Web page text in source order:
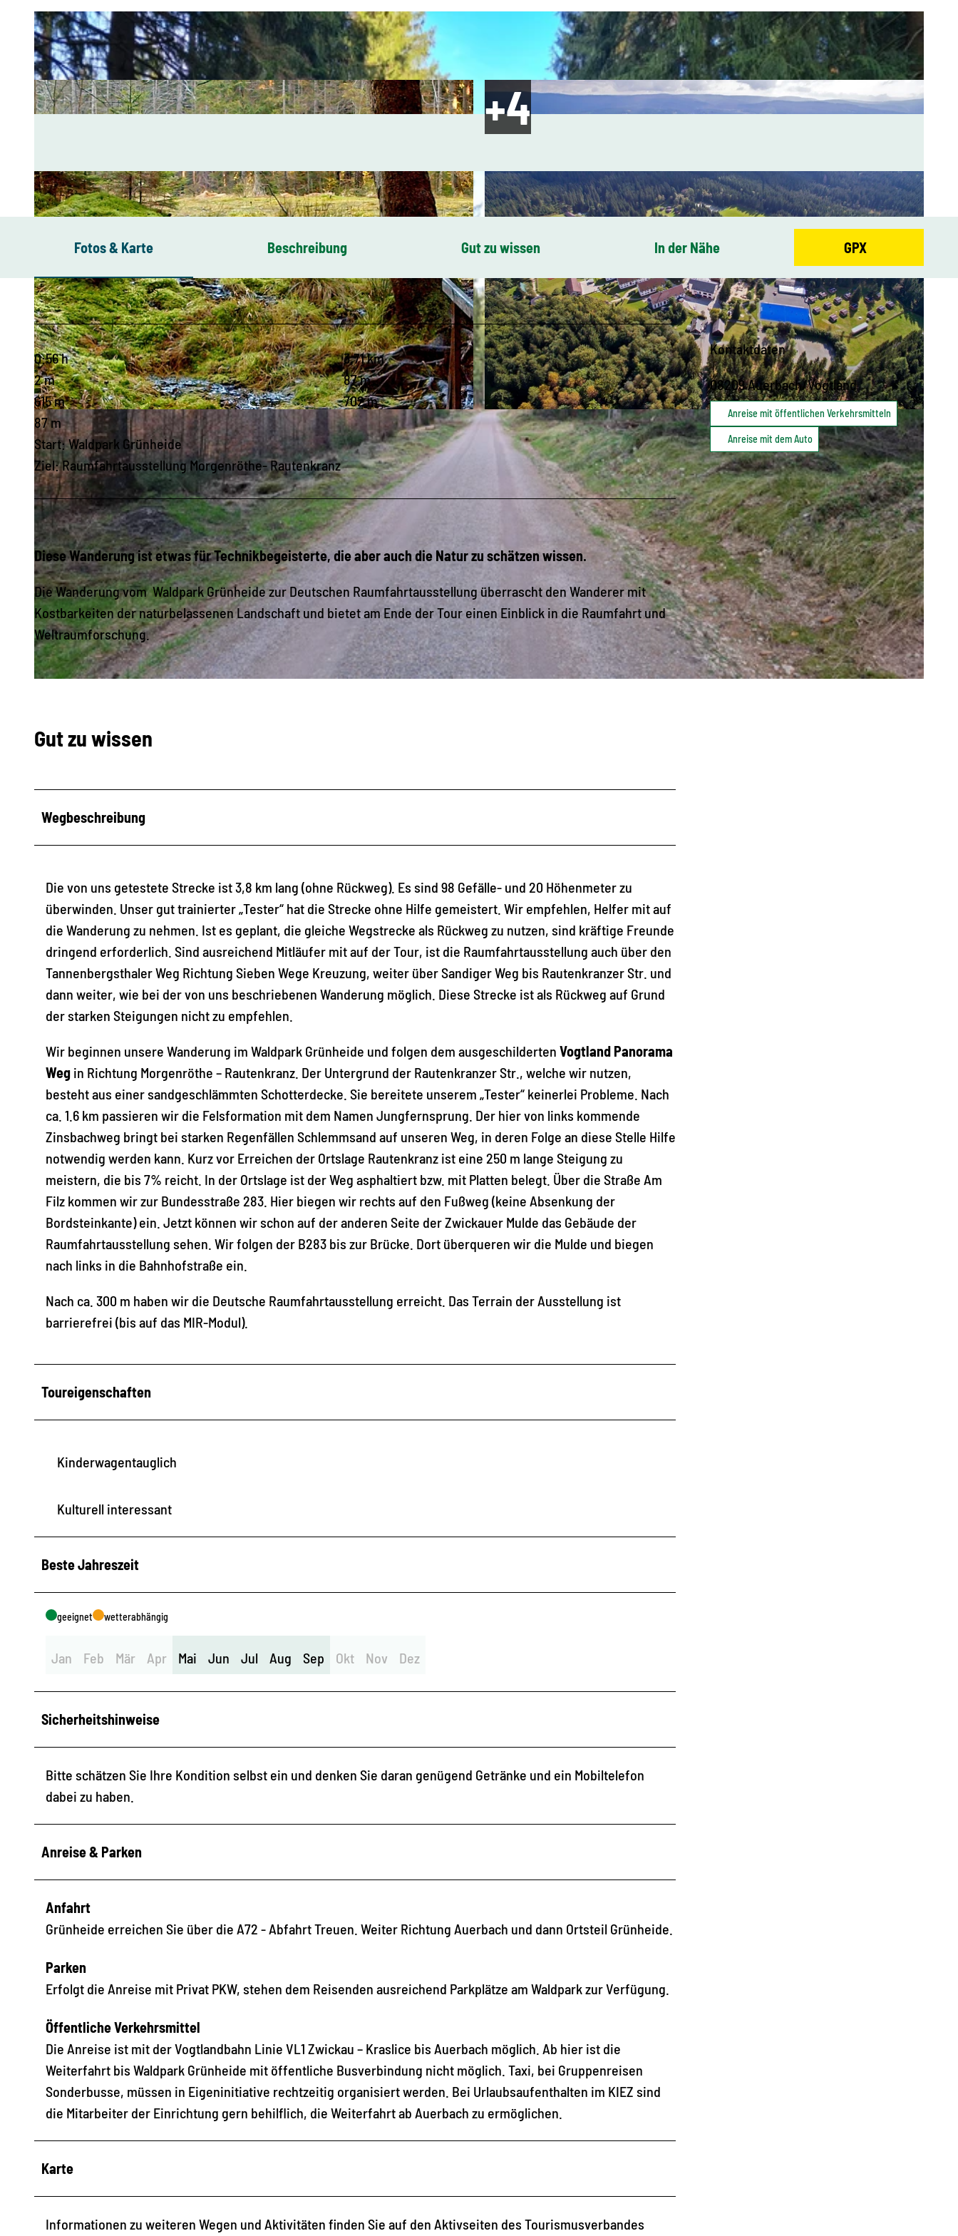
© Archiv Stadt Auerbach, Engelmann Design | CC-BY-SA © Archiv Waldpark Grünheide | CC-BY-SA
Fotos & Karte Beschreibung Gut zu wissen In der Nähe GPX
0:56 h
3,71 km
2 m
87 m
615 m
702 m
87 m
Start: Waldpark Grünheide
Ziel: Raumfahrtausstellung Morgenröthe- Rautenkranz
Diese Wanderung ist etwas für Technikbegeisterte, die aber auch die Natur zu schätzen wissen.
Die Wanderung vom Waldpark Grünheide zur Deutschen Raumfahrtausstellung überrascht den Wanderer mit
Kostbarkeiten der naturbelassenen Landschaft und bietet am Ende der Tour einen Einblick in die Raumfahrt und
Weltraumforschung.
Gut zu wissen
Wegbeschreibung
Die von uns getestete Strecke ist 3,8 km lang (ohne Rückweg). Es sind 98 Gefälle- und 20 Höhenmeter zu
überwinden. Unser gut trainierter „Tester“ hat die Strecke ohne Hilfe gemeistert. Wir empfehlen, Helfer mit auf
die Wanderung zu nehmen. Ist es geplant, die gleiche Wegstrecke als Rückweg zu nutzen, sind kräftige Freunde
dringend erforderlich. Sind ausreichend Mitläufer mit auf der Tour, ist die Raumfahrtausstellung auch über den
Tannenbergsthaler Weg Richtung Sieben Wege Kreuzung, weiter über Sandiger Weg bis Rautenkranzer Str. und
dann weiter, wie bei der von uns beschriebenen Wanderung möglich. Diese Strecke ist als Rückweg auf Grund
der starken Steigungen nicht zu empfehlen.
Wir beginnen unsere Wanderung im Waldpark Grünheide und folgen dem ausgeschilderten Vogtland Panorama
Weg in Richtung Morgenröthe – Rautenkranz. Der Untergrund der Rautenkranzer Str., welche wir nutzen,
besteht aus einer sandgeschlämmten Schotterdecke. Sie bereitete unserem „Tester“ keinerlei Probleme. Nach
ca. 1.6 km passieren wir die Felsformation mit dem Namen Jungfernsprung. Der hier von links kommende
Zinsbachweg bringt bei starken Regenfällen Schlemmsand auf unseren Weg, in deren Folge an diese Stelle Hilfe
notwendig werden kann. Kurz vor Erreichen der Ortslage Rautenkranz ist eine 250 m lange Steigung zu
meistern, die bis 7% reicht. In der Ortslage ist der Weg asphaltiert bzw. mit Platten belegt. Über die Straße Am
Filz kommen wir zur Bundesstraße 283. Hier biegen wir rechts auf den Fußweg (keine Absenkung der
Bordsteinkante) ein. Jetzt können wir schon auf der anderen Seite der Zwickauer Mulde das Gebäude der
Raumfahrtausstellung sehen. Wir folgen der B283 bis zur Brücke. Dort überqueren wir die Mulde und biegen
nach links in die Bahnhofstraße ein.
Nach ca. 300 m haben wir die Deutsche Raumfahrtausstellung erreicht. Das Terrain der Ausstellung ist
barrierefrei (bis auf das MIR-Modul).
Toureigenschaften
Kinderwagentauglich
Kulturell interessant
Beste Jahreszeit
geeignet wetterabhängig
Jan Feb Mär Apr Mai Jun Jul Aug Sep Okt Nov Dez
Sicherheitshinweise
Bitte schätzen Sie Ihre Kondition selbst ein und denken Sie daran genügend Getränke und ein Mobiltelefon
dabei zu haben.
Anreise & Parken
Anfahrt
Grünheide erreichen Sie über die A72 - Abfahrt Treuen. Weiter Richtung Auerbach und dann Ortsteil Grünheide.
Parken
Erfolgt die Anreise mit Privat PKW, stehen dem Reisenden ausreichend Parkplätze am Waldpark zur Verfügung.
Öffentliche Verkehrsmittel
Die Anreise ist mit der Vogtlandbahn Linie VL1 Zwickau – Kraslice bis Auerbach möglich. Ab hier ist die
Weiterfahrt bis Waldpark Grünheide mit öffentliche Busverbindung nicht möglich. Taxi, bei Gruppenreisen
Sonderbusse, müssen in Eigeninitiative rechtzeitig organisiert werden. Bei Urlaubsaufenthalten im KIEZ sind
die Mitarbeiter der Einrichtung gern behilflich, die Weiterfahrt ab Auerbach zu ermöglichen.
Karte
Informationen zu weiteren Wegen und Aktivitäten finden Sie auf den Aktivseiten des Tourismusverbandes
Kontaktdaten
08209Auerbach/Vogtland
Anreise mit öffentlichen Verkehrsmitteln
Anreise mit dem Auto